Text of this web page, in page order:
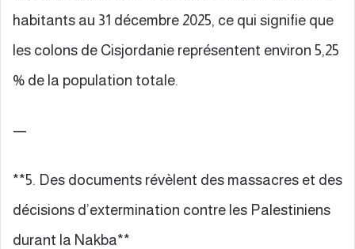
habitants au 31 décembre 2025, ce qui signifie que
les colons de Cisjordanie représentent environ 5,25
% de la population totale.
—
**5. Des documents révèlent des massacres et des
décisions d’extermination contre les Palestiniens
durant la Nakba**